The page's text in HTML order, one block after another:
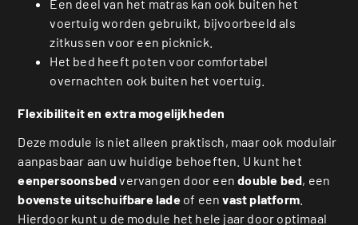
Een deel van het matras kan ook buiten het
voertuig worden gebruikt, bijvoorbeeld als
zitkussen voor een picknick.
Het bed heeft poten voor comfortabel
overnachten ook buiten het voertuig.
Flexibiliteit en extra mogelijkheden
Deze module is niet alleen praktisch, maar ook modulair
aanpasbaar aan uw huidige behoeften. U kunt het
eenpersoonsbedvervangen door eendouble bed, een
bovenste uitschuifbare ladeof eenvast platform
Hierdoor kunt u de module het hele jaar door optimaal